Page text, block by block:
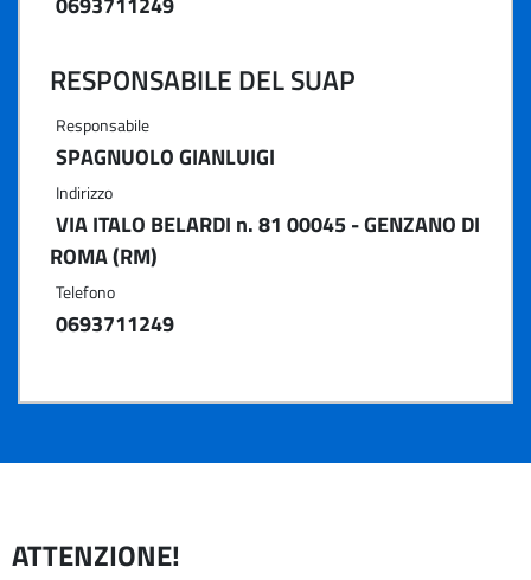
RESPONSABILE DEL SUAP
Responsabile
SPAGNUOLO GIANLUIGI
Indirizzo
VIA ITALO BELARDI n. 81 00045 - GENZANO DI
ROMA (RM)
Telefono
0693711249
ATTENZIONE!